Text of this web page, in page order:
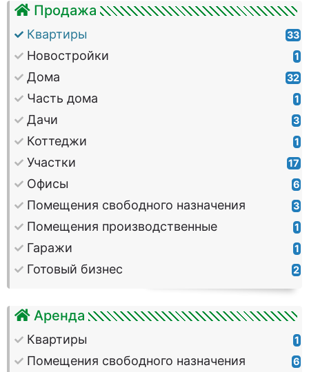
Продажа
Квартиры 33
Новостройки 1
Дома 32
Часть дома 1
Дачи 3
Коттеджи 1
Участки 17
Офисы 6
Помещения свободного назначения 3
Помещения производственные 1
Гаражи 1
Готовый бизнес 2
Аренда
Квартиры 1
Помещения свободного назначения 6